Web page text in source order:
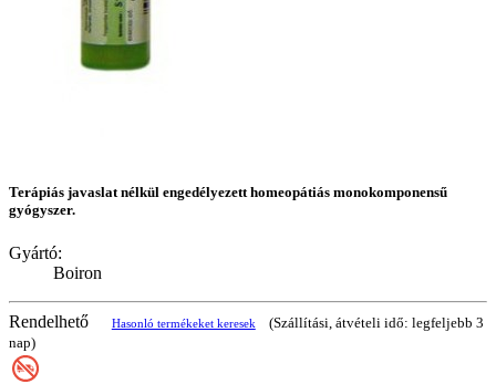
Terápiás javaslat nélkül engedélyezett homeopátiás monokomponensű
gyógyszer.
Gyártó:
Boiron
Rendelhető Hasonló termékeket keresek
(Szállítási, átvételi idő: legfeljebb 3
nap)